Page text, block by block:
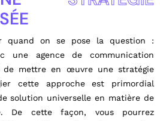
quand on se pose la question :
une agence de communication
de mettre en œuvre une stratégie
cette approche est primordial
solution universelle en matière de
De cette façon, vous pourrez